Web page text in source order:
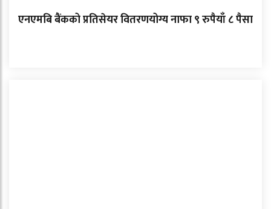
एनएमबि बैंकको प्रतिसेयर वितरणयोग्य नाफा ९ रुपैयाँ ८ पैसा